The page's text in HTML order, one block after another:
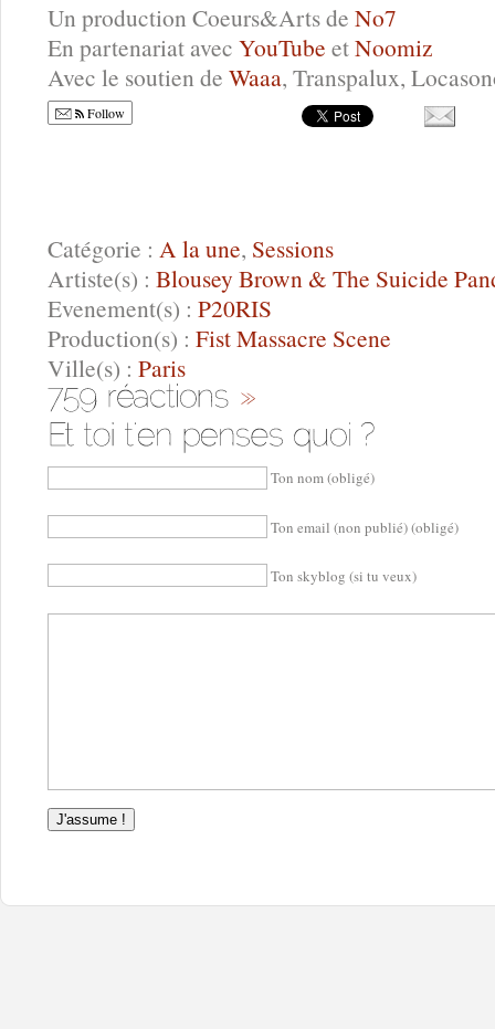
Un production Coeurs&Arts de No7
En partenariat avec YouTube etNoomiz
Avec le soutien de Waaa, Transpalux,
Follow
Catégorie : A la une, Sessions
Artiste(s) : Blousey Brown & The Suicide
Evenement(s) : P20RIS
Production(s) : Fist Massacre Scene
Ville(s) : Paris
Ton nom (obligé)
Ton email (non publié) (obligé)
Ton skyblog (si tu veux)